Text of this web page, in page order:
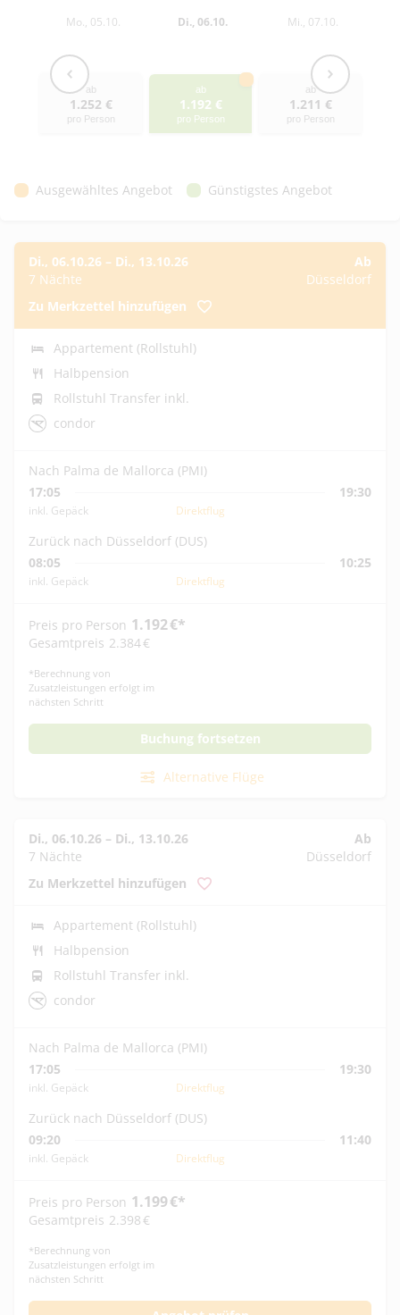
Mo., 05.10.
ab
1.252 €
pro Person
Di., 06.10.
ab
1.192 €
pro Person
Mi., 07.10.
ab
1.211 €
pro Person
Ausgewähltes Angebot Günstigstes Angebot
Di., 06.10.26 – Di., 13.10.26
7 Nächte
Ab
Düsseldorf
Zu Merkzettel hinzufügen
Appartement (Rollstuhl)
Halbpension
Rollstuhl Transfer inkl.
condor
Nach Palma de Mallorca (PMI)
17:05
19:30
inkl. Gepäck Direktflug
Zurück nach Düsseldorf (DUS)
08:05
10:25
inkl. Gepäck Direktflug
Preis pro Person 1.192€*
Gesamtpreis 2.384€
*Berechnung von
Zusatzleistungen erfolgt im
nächsten Schritt
Buchung fortsetzen
Alternative Flüge
Di., 06.10.26 – Di., 13.10.26
7 Nächte
Ab
Düsseldorf
Zu Merkzettel hinzufügen
Appartement (Rollstuhl)
Halbpension
Rollstuhl Transfer inkl.
condor
Nach Palma de Mallorca (PMI)
17:05
19:30
inkl. Gepäck Direktflug
Zurück nach Düsseldorf (DUS)
09:20
11:40
inkl. Gepäck Direktflug
Preis pro Person 1.199€*
Gesamtpreis 2.398€
*Berechnung von
Zusatzleistungen erfolgt im
nächsten Schritt